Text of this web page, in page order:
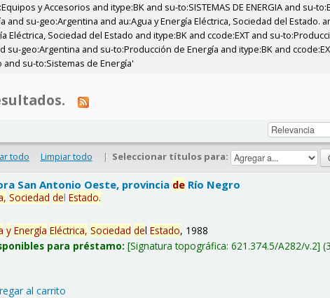
y Accesorios and itype:BK and su-to:SISTEMAS DE ENERGIA and su-
su-geo:Argentina and au:Agua y Energía Eléctrica, Sociedad del Estado.
Sociedad del Estado and itype:BK and ccode:EXT and su-
geo:Argentina and su-to:Producción de Energía and itype:BK and
and su-to:Sistemas de Energía'
todo Limpiar todo | Seleccionar títulos para:
San Antonio Oeste, provincia de Río Negro
Sociedad delEstado.
y Energía Eléctrica, Sociedad delEstado, 1988
para préstamo: Signatura topográfica:621.374.5/A282/v.2
al carrito